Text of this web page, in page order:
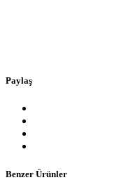
Paylaş
Benzer Ürünler